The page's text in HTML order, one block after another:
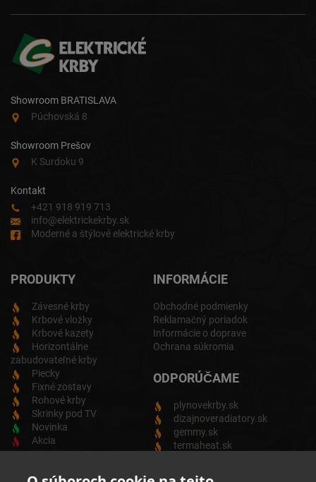
Showroom BRATISLAVA
Púchovská 8
Showroom Prešov
K Surdoku 9
Kontakt
+421 918 919 713
info@elektrickekrby.sk
Moderné a štýlové elektrické krby
PRODUKTY
Závesné krby
Krbové vložky
Krbové kazety
Horizontálne
zabudovateľné krby
Piecky
Fixné zostavy
Rohové krby
Skrinky pod TV
Novinka
Akcia
INFORMÁCIE
Obchodné podmienky
Reklamačný poriadok
Informácie o doprave
Ochrana súkromia
ODPORÚČAME
plynovekrby.sk
dizajnoveradiatory.sk
gemmy.sk
termaheat.sk
ODBER NEWSLETTRA